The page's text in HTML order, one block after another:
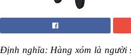
Định nghĩa: Hàng xóm là người